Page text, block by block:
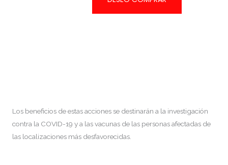
Los beneficios de estas acciones se destinarán a la investigación
contra la COVID-19 y a las vacunas de las personas afectadas de
las localizaciones más desfavorecidas.